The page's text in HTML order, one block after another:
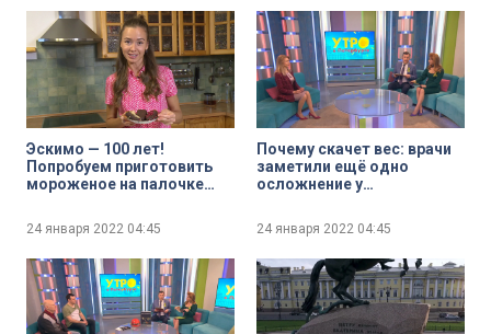
Эскимо — 100 лет!
Попробуем приготовить
мороженое на палочке
24 января 2022 04:45
Почему скачет вес: врачи
заметили ещё одно
осложнение у
24 января 2022 04:45